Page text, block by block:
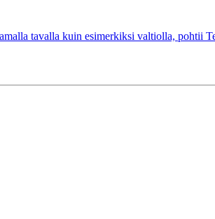
tavalla kuin esimerkiksi valtiolla, pohtii